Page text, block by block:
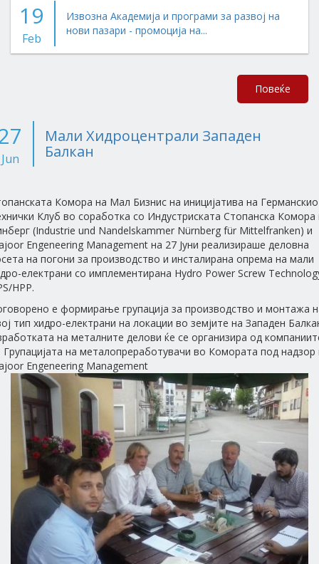
19
Feb
Извозна Академија и програми за развој на
нови пазари - промоција на...
Повеќе
Jun
Мали Хидроцентрали Западен
Балкан
Комора на Мал Бизнис на иницијатива на
Клуб во соработка со Индустриската Стопанска Комора
(Industrie und Nandelskammer Nürnberg für Mittelfranken) и
Engeneering Management на 27 Јуни реализираше деловна
на погони за производство и инсталирана опрема на мали
електрани со имплементирана Hydro Power Screw
HPP.
е формирање групација за производство и монтажа
тип хидро-електрани на локации во земјите на Западен
на металните делови ќе се организира од
Групацијата на металопреработувачи во Комората под надзор
Engeneering Management